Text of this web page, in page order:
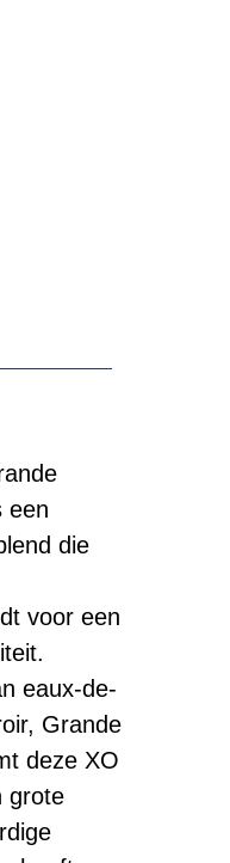
een
die
voor een
eaux-de-
Grande
deze XO
grote